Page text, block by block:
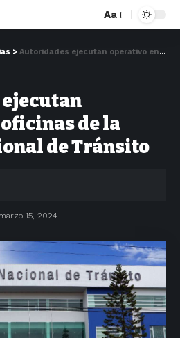
Aa
> Autoridades ejecutan operativo en oficinas de la Agencia Nacional de Tránsito
de la
de Tránsito
15, 2024